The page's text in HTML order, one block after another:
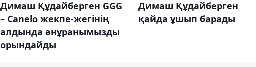
Димаш Құдайберген GGG
– Canelo жекпе-жегінің
алдында әнұранымызды
орындайды
Димаш Құдайберген
қайда ұшып барады